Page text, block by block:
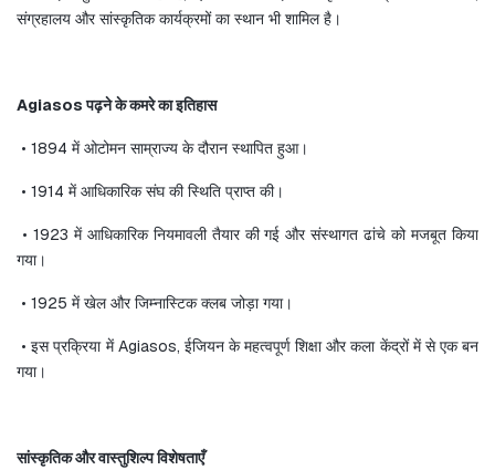
संग्रहालय और सांस्कृतिक कार्यक्रमों का स्थान भी शामिल है।
Agiasos पढ़ने के कमरे का इतिहास
• 1894 में ओटोमन साम्राज्य के दौरान स्थापित हुआ।
• 1914 में आधिकारिक संघ की स्थिति प्राप्त की।
गया।
• 1925 में खेल और जिम्नास्टिक क्लब जोड़ा गया।
गया।
सांस्कृतिक और वास्तुशिल्प विशेषताएँ